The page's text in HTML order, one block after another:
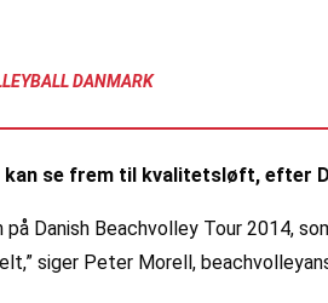
DANMARK
kan se frem til kvalitetsløft, efter
Danish Beachvolley Tour 2014,
siger Peter Morell,